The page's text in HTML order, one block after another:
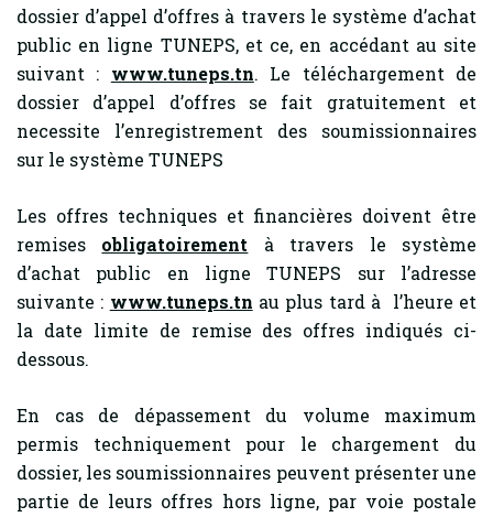
dossier d’appel d’offres à travers le système d’achat
public en ligne TUNEPS, et ce, en accédant au site
suivant : www.tuneps.tn. Le téléchargement de
dossier d’appel d’offres se fait gratuitement et
necessite l’enregistrement des soumissionnaires
sur le système TUNEPS
Les offres techniques et financières doivent être
remises obligatoirement à travers le système
d’achat public en ligne TUNEPS sur l’adresse
suivante : www.tuneps.tn au plus tard à l’heure et
la date limite de remise des offres indiqués ci-
dessous.
En cas de dépassement du volume maximum
permis techniquement pour le chargement du
dossier, les soumissionnaires peuvent présenter une
partie de leurs offres hors ligne, par voie postale